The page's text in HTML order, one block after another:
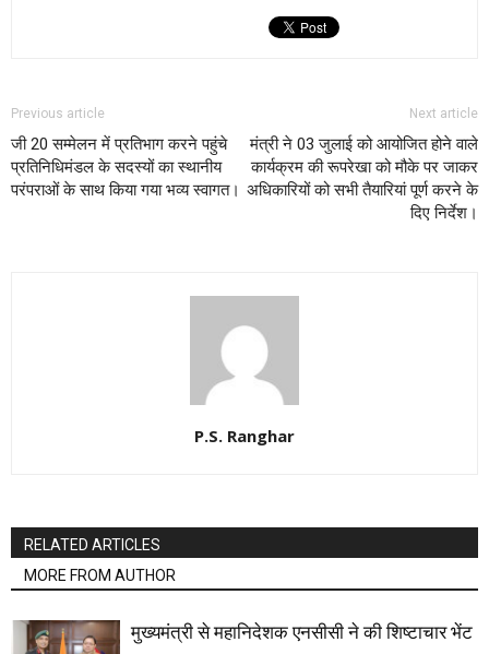
Previous article
जी 20 सम्मेलन में प्रतिभाग करने पहुंचे
प्रतिनिधिमंडल के सदस्यों का स्थानीय
परंपराओं के साथ किया गया भव्य स्वागत।
Next article
मंत्री ने 03 जुलाई को आयोजित होने वाले
कार्यक्रम की रूपरेखा को मौके पर जाकर
अधिकारियों को सभी तैयारियां पूर्ण करने के
दिए निर्देश।
P.S. Ranghar
RELATED ARTICLES
MORE FROM AUTHOR
मुख्यमंत्री से महानिदेशक एनसीसी ने की शिष्टाचार भेंट